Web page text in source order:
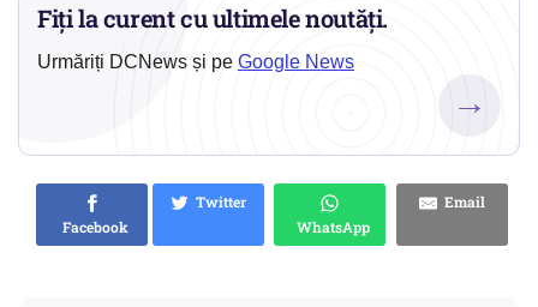
Fiți la curent cu ultimele noutăți.
Urmăriți DCNews și pe Google News
→
Facebook
Twitter
WhatsApp
Email